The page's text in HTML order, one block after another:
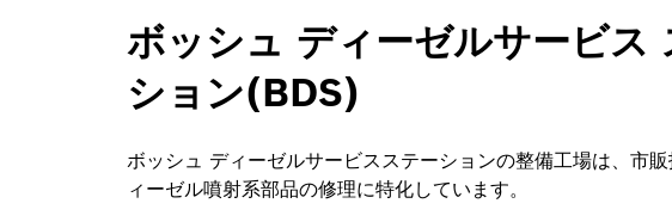
ボッシュ ディーゼルサービス
ション(BDS)
ボッシュ ディーゼルサービスステーションの整備工場は、市
ィーゼル噴射系部品の修理に特化しています。